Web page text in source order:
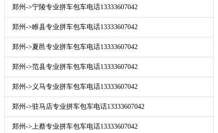
郑州->宁陵专业拼车包车电话13333607042
郑州->睢县专业拼车包车电话13333607042
郑州->夏邑专业拼车包车电话13333607042
郑州->范县专业拼车包车电话13333607042
郑州->义马专业拼车包车电话13333607042
郑州->驻马店专业拼车包车电话13333607042
郑州->上蔡专业拼车包车电话13333607042